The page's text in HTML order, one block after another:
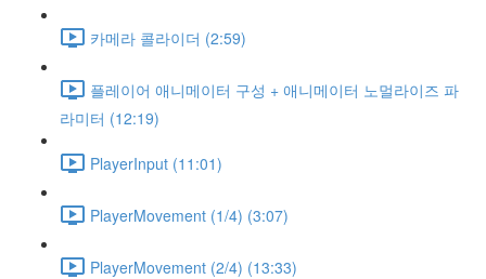
카메라 콜라이더 (2:59)
플레이어 애니메이터 구성 + 애니메이터 노멀라이즈 파
라미터 (12:19)
PlayerInput (11:01)
PlayerMovement (1/4) (3:07)
PlayerMovement (2/4) (13:33)